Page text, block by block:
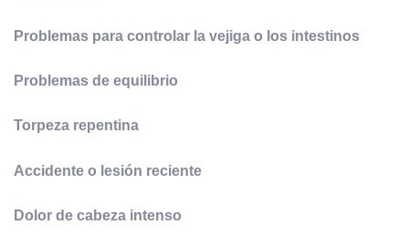
Problemas para controlar la vejiga o los intestinos
Problemas de equilibrio
Torpeza repentina
Accidente o lesión reciente
Dolor de cabeza intenso